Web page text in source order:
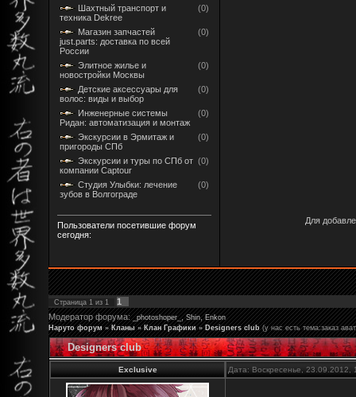
Шахтный транспорт и
техника Dekree
(0)
Магазин запчастей
just.parts: доставка по всей
России
(0)
Элитное жилье и
новостройки Москвы
(0)
Детские аксессуары для
волос: виды и выбор
(0)
Инженерные системы
Ридан: автоматизация и монтаж
(0)
Экскурсии в Эрмитаж и
пригороды СПб
(0)
Экскурсии и туры по СПб от
компании Captour
(0)
Студия Улыбки: лечение
зубов в Волгограде
(0)
Пользователи посетившие форум
сегодня:
Для
Страница 1 из 1
1
Модератор форума:_photoshoper_,Shin,Enkon
Наруто форум » Кланы » Клан Графики » Designers club (у нас есть тема:заказ
Designers club
Exclusive Дата: Воскресенье,